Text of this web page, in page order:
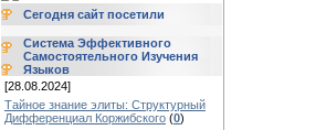
Сегодня сайт посетили
Система Эффективного
Самостоятельного Изучения
Языков
[28.08.2024]
Тайное знание элиты: Структурный
Дифференциал Коржибского (0)